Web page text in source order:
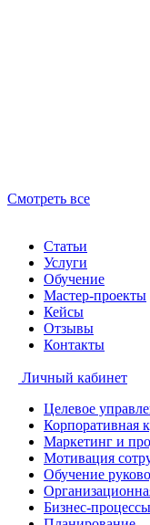
Смотреть все
Статьи
Услуги
Обучение
Мастер-проекты
Кейсы
Отзывы
Контакты
Личный кабинет
Целевое
Корпоративная
Маркетинг и
Мотивация
Обучение
Бизнес-процессы